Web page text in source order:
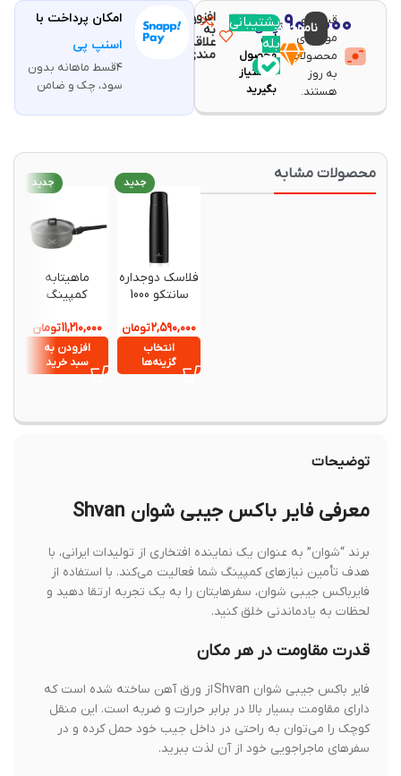
قیمت و
موجودی
محصولات
به روز
هستند.
۹۰۰,۰۰۰تومانناموجودبا خرید
این
محصول
امتیاز
بگیرید
پشتیبانی
بله
افزودن
به
علاقه
مندی
مقایسه
امکان پرداخت با
اسنپ پی
۴قسط ماهانه بدون
سود، چک و ضامن
محصولات مشابه
فلاسک دوجداره
سانتکو 1000
مدل VISEU کد
HB-1000(WC)
۲,۵۹۰,۰۰۰تومان
انتخاب
گزینه‌ها
جدید
ماهیتابه
کمپینگ
C6149
۱۱,۲۱۰,۰۰۰تومان
افزودن به
سبد خرید
جدید
توضیحات
معرفی فایر باکس جیبی شوان Shvan
برند “شوان” به عنوان یک نماینده افتخاری از تولیدات ایرانی، با
هدف تأمین نیازهای کمپینگ شما فعالیت می‌کند. با استفاده از
فایرباکس جیبی شوان، سفرهایتان را به یک تجربه ارتقا دهید و
لحظات به یادماندنی خلق کنید.
قدرت مقاومت در هر مکان
فایر باکس جیبی شوان Shvan از ورق آهن ساخته شده است که
دارای مقاومت بسیار بالا در برابر حرارت و ضربه است. این منقل
کوچک را می‌توان به راحتی در داخل جیب خود حمل کرده و در
سفرهای ماجراجویی خود از آن لذت ببرید.